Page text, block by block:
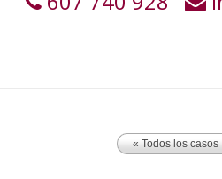
« Todos los casos